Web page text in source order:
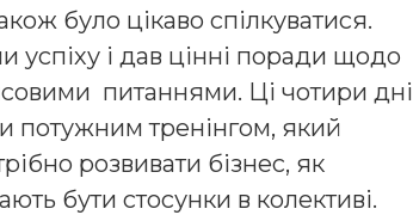
було цікаво спілкуватися.
успіху і дав цінні поради щодо
питаннями. Ці чотири дні
потужним тренінгом, який
розвивати бізнес, як
бути стосунки в колективі.